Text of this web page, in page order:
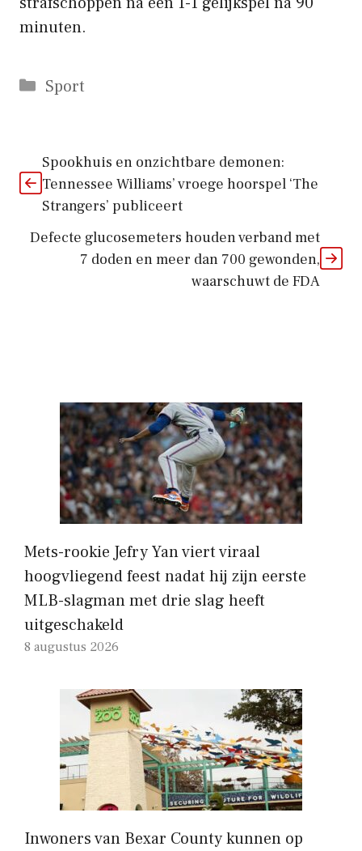
minuten.
Categorieën
Sport
Spookhuis en onzichtbare demonen:
Tennessee Williams’ vroege hoorspel ‘The
Strangers’ publiceert
Defecte glucosemeters houden verband met
7 doden en meer dan 700 gewonden,
waarschuwt de FDA
Mets-rookie Jefry Yan viert viraal
hoogvliegend feest nadat hij zijn eerste
MLB-slagman met drie slag heeft
uitgeschakeld
8 augustus 2026
Inwoners van Bexar County kunnen op